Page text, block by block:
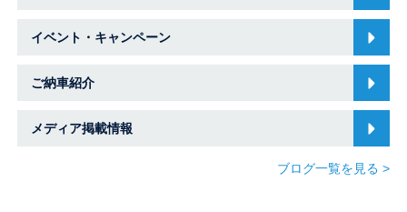
イベント・キャンペーン
ご納車紹介
メディア掲載情報
ブログ一覧を見る >